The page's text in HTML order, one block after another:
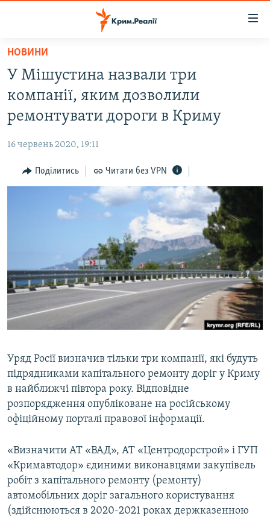
Перейти
основного
матеріалу
до
основної
навігації
Перейти
до
ВОДА.КРИМ
БЛОГИ
ПОГЛЯД
ВСЕ ЗА ДЕНЬ
ВІДЕОУРОКИ «ELIFBE»
СВІДЧЕННЯ ОКУПАЦІЇ
ЯК ОБІЙТИ БЛОКУВАННЯ
Русский
Qırımtatar
Усі сайти RFE/RL
НОВИНИ
У Мішустина назвали три
компанії, яким дозволили
ремонтувати дороги в Криму
16 червень 2020, 19:11
Поділитись Читати без VPN
Уряд Росії визначив тільки три компанії, які будуть
підрядниками капітального ремонту доріг у Криму
в найближчі півтора року. Відповідне
розпорядження опубліковане на російському
офіційному порталі правової інформації.
«Визначити АТ «ВАД», АТ «Центродорстрой» і ГУП
«Кримавтодор» єдиними виконавцями закупівель
робіт з капітального ремонту (ремонту)
автомобільних доріг загального користування
(здійснюються в 2020-2021 роках держказенною